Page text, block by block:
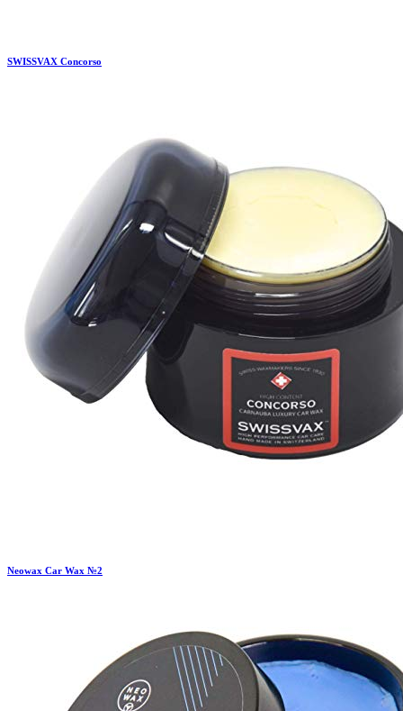
SWISSVAX Concorso
Neowax Car Wax №2